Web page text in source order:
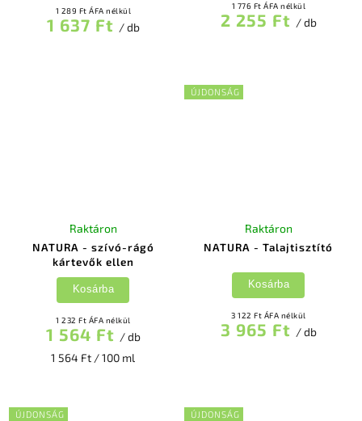
1 289 Ft ÁFA nélkül
1 637 Ft / db
1 776 Ft ÁFA nélkül
2 255 Ft / db
NATURA - szívó-rágó
kártevők ellen
Raktáron
1 232 Ft ÁFA nélkül
1 564 Ft / db
1 564 Ft / 100 ml
Kosárba
ÚJDONSÁG
NATURA - Talajtisztító
Raktáron
3 122 Ft ÁFA nélkül
3 965 Ft / db
Kosárba
ÚJDONSÁG ÚJDONSÁG